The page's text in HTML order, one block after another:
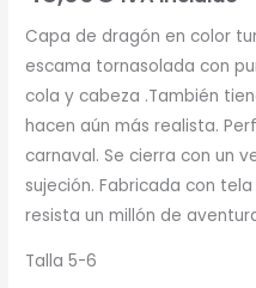
Capa de dragón en color
escama tornasolada con
cola y cabeza .También
hacen aún más realista.
carnaval. Se cierra con un
sujeción. Fabricada con
resista un millón de
Talla 5-6